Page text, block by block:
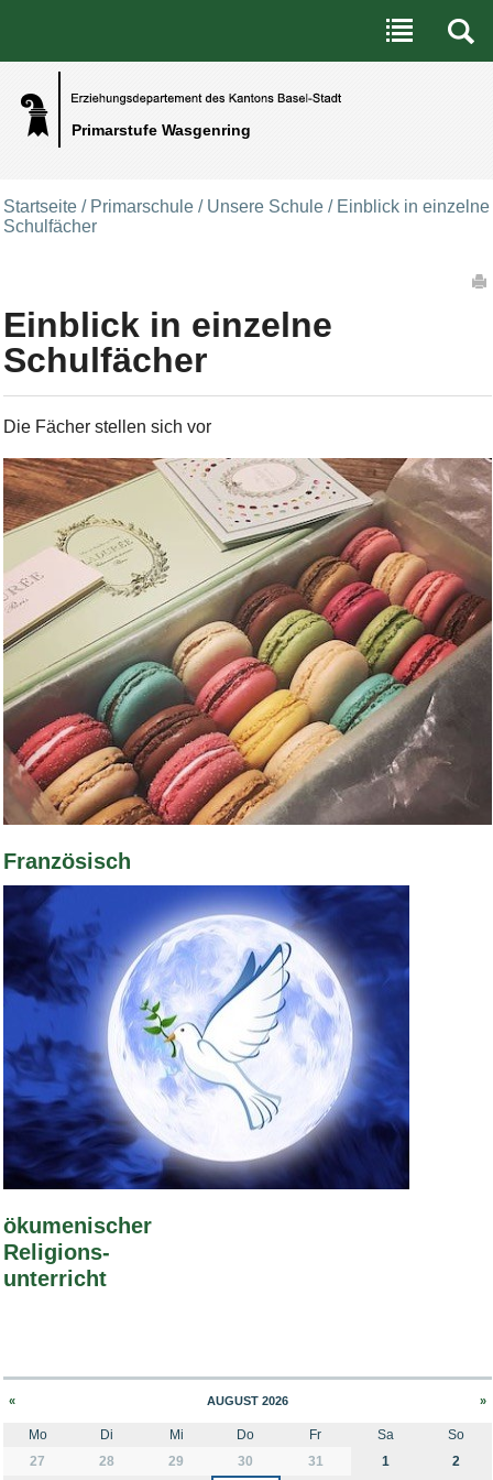
Primarstufe Wasgenring
Benutzerspezifische Werkzeuge
Direkt zum Inhalt|Direkt zur Navigation
Startseite / Primarschule / Unsere Schule / Einblick in einzelne
Schulfächer
Einblick in einzelne
Schulfächer
Die Fächer stellen sich vor
Französisch
ökumenischer
Religions-
unterricht
« AUGUST 2026 »
month-8
Mo Di Mi Do Fr Sa
So
27
28 29 30 31 1 2